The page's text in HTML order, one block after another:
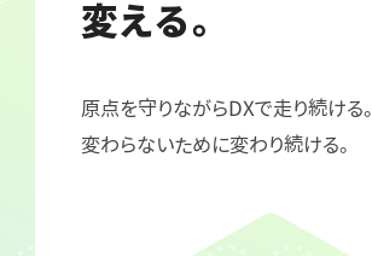
変える。
原点を守りながらDXで走り続ける。
変わらないために変わり続ける。